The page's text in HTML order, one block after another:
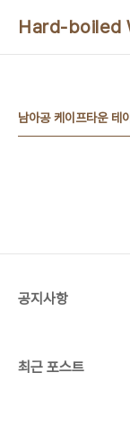
Hard-boiled
남아공 케이프타운 테
공지사항
최근 포스트